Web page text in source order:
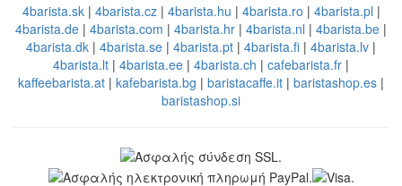
Αγγλική υποστήριξη
info@kafesbarista.gr